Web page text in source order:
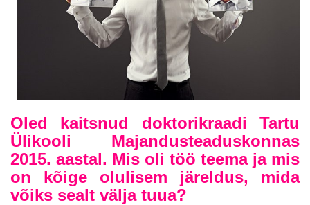
Oled kaitsnud doktorikraadi Tartu
Ülikooli Majandusteaduskonnas
2015. aastal. Mis oli töö teema ja mis
on kõige olulisem järeldus, mida
võiks sealt välja tuua?